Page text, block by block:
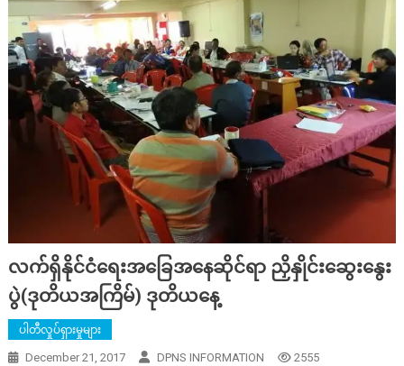
လက်ရှိနိုင်ငံရေးအခြေအနေဆိုင်ရာ ညှိနှိုင်းဆွေးနွေး
ပွဲ(ဒုတိယအကြိမ်) ဒုတိယနေ့
ပါတီလှုပ်ရှားမှုများ
December 21, 2017 DPNS INFORMATION 2555